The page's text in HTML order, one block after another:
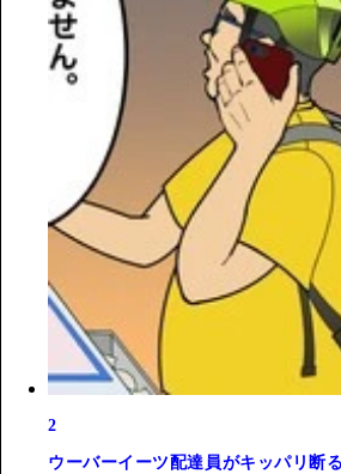
2
ウーバーイーツ配達員がキッパリ断